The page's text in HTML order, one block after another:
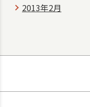
2013年2月